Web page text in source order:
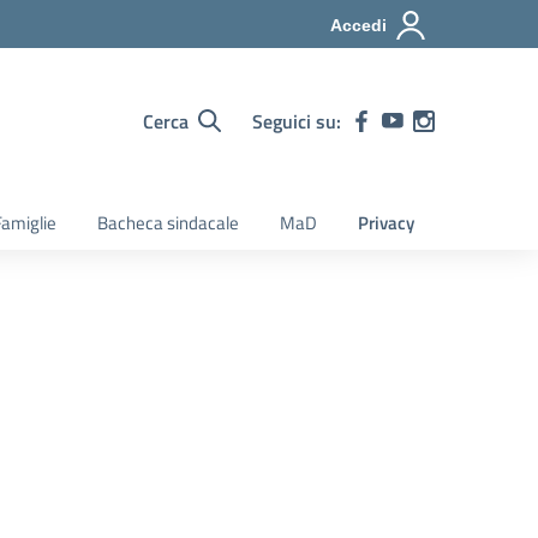
Accedi
Cerca Seguici su:
Bacheca sindacale MaD Privacy